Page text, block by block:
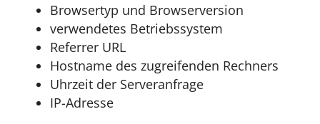
Browsertyp und Browserversion
verwendetes Betriebssystem
Referrer URL
Hostname des zugreifenden Rechners
Uhrzeit der Serveranfrage
IP-Adresse